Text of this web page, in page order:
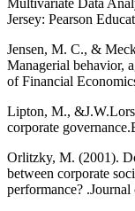
Multivariate Data
Jersey: Pearson
Jensen, M. C., &
Managerial behavior,
of Financial
Lipton, M.,
corporate
Orlitzky, M. (2001).
between corporate
performance?